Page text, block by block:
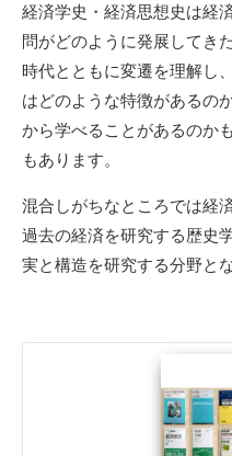
経済学史・経済思想史は経
問がどのように発展してき
時代とともに変遷を理解し
はどのような特徴があるの
から学べることがあるのか
もあります。
混合しがちなところでは経
過去の経済を研究する歴史
実と構造を研究する分野とな